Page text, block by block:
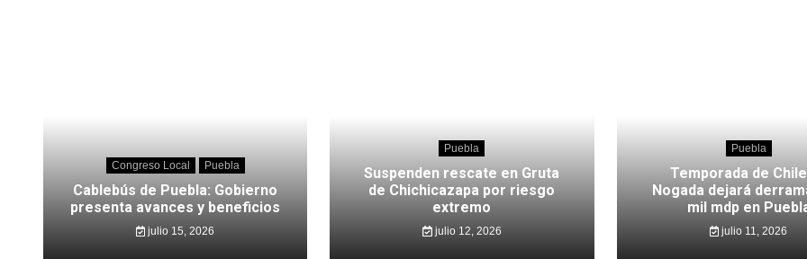
Congreso Local Puebla
Cablebús de Puebla: Gobierno
presenta avances y beneficios
julio 15, 2026
Puebla
Suspenden rescate en Gruta
de Chichicazapa por riesgo
extremo
julio 12, 2026
Puebla
Temporada de
Nogada dejará
mil mdp en
julio 11, 2026